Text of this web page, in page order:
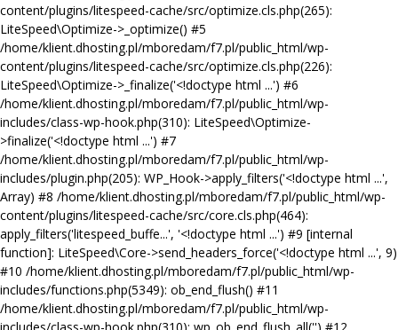
content/plugins/litespeed-cache/src/optimize.cls.php(265):
LiteSpeed\Optimize->_optimize() #5
/home/klient.dhosting.pl/mboredam/f7.pl/public_html/wp-
content/plugins/litespeed-cache/src/optimize.cls.php(226):
LiteSpeed\Optimize->_finalize('<!doctype html ...') #6
/home/klient.dhosting.pl/mboredam/f7.pl/public_html/wp-
includes/class-wp-hook.php(310): LiteSpeed\Optimize-
>finalize('<!doctype html ...') #7
/home/klient.dhosting.pl/mboredam/f7.pl/public_html/wp-
includes/plugin.php(205): WP_Hook->apply_filters('<!doctype html ...',
Array) #8 /home/klient.dhosting.pl/mboredam/f7.pl/public_html/wp-
content/plugins/litespeed-cache/src/core.cls.php(464):
apply_filters('litespeed_buffe...', '<!doctype html ...') #9 [internal
function]: LiteSpeed\Core->send_headers_force('<!doctype html ...', 9)
#10 /home/klient.dhosting.pl/mboredam/f7.pl/public_html/wp-
includes/functions.php(5349): ob_end_flush() #11
/home/klient.dhosting.pl/mboredam/f7.pl/public_html/wp-